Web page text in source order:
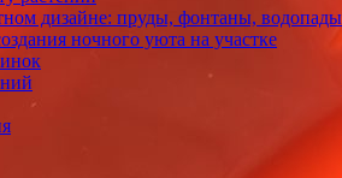
дизайне: пруды, фонтаны, водопады
ночного уюта на участке